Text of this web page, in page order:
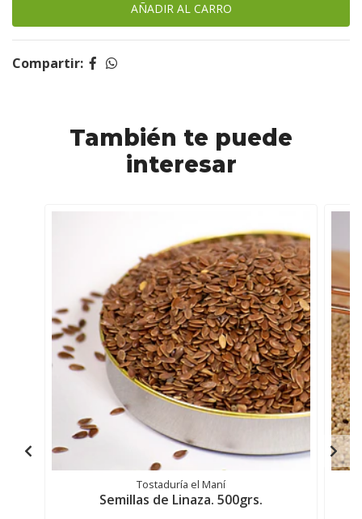
Compartir:
También te puede
interesar
Tostaduría el Maní
Semillas de Linaza. 500grs.